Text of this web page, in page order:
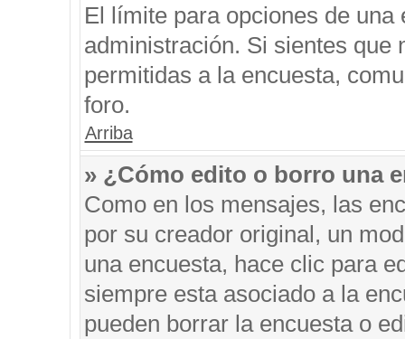
El límite para opciones de una
administración. Si sientes que
permitidas a la encuesta,
foro.
Arriba
» ¿Cómo edito o borro una
Como en los mensajes, las
por su creador original, un
una encuesta, hace clic para
siempre esta asociado a la
pueden borrar la encuesta o